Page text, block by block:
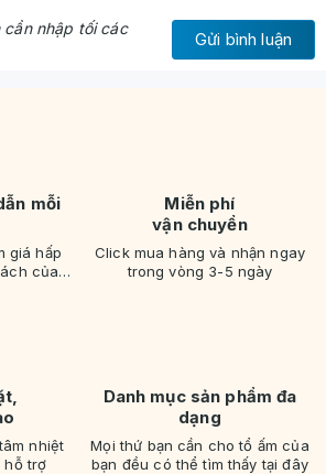
nhập tối các
Gửi bình luận
mỗi
giá hấp
của
Miễn phí
vận chuyển
Click mua hàng và nhận ngay
trong vòng 3-5 ngày
nhiệt
hỗ trợ
Danh mục sản phẩm đa
dạng
Mọi thứ bạn cần cho tổ ấm của
bạn đều có thể tìm thấy tại đây